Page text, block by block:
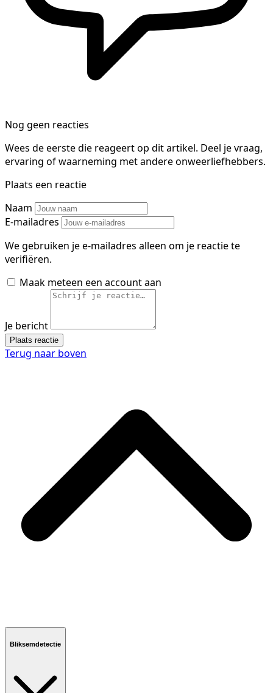
Nog geen reacties
Wees de eerste die reageert op dit artikel. Deel je vraag,
ervaring of waarneming met andere onweerliefhebbers.
Plaats een reactie
Naam
E-mailadres
We gebruiken je e-mailadres alleen om je reactie te
verifiëren.
Maak meteen een account aan
Je bericht
Plaats reactie
Terug naar boven
Bliksemdetectie